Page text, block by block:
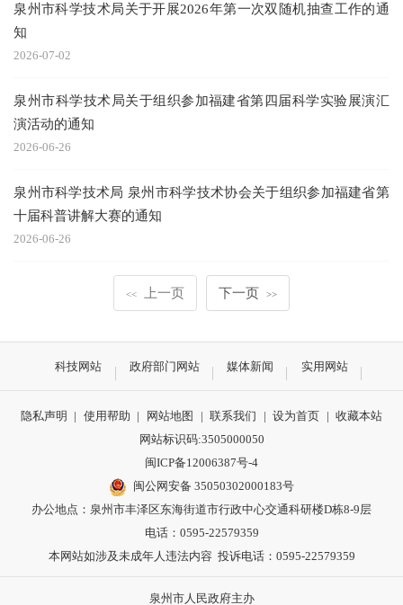
泉州市科学技术局关于开展2026年第一次双随机抽查工作的通
知
2026-07-02
泉州市科学技术局关于组织参加福建省第四届科学实验展演汇
演活动的通知
2026-06-26
泉州市科学技术局 泉州市科学技术协会关于组织参加福建省第
十届科普讲解大赛的通知
2026-06-26
<< 上一页 下一页 >>
科技网站 政府部门网站 媒体新闻 实用网站
隐私声明 | 使用帮助 | 网站地图 | 联系我们 | 设为首页 | 收藏本站
网站标识码:3505000050
闽ICP备12006387号-4
闽公网安备 35050302000183号
办公地点：泉州市丰泽区东海街道市行政中心交通科研楼D栋8-9层
电话：0595-22579359
本网站如涉及未成年人违法内容 投诉电话：0595-22579359
泉州市人民政府主办